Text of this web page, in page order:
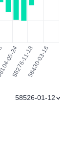
58526-01-12